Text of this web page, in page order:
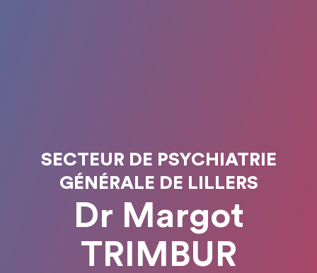
SECTEUR DE PSYCHIATRIE
GÉNÉRALE DE LILLERS
Dr Margot
TRIMBUR